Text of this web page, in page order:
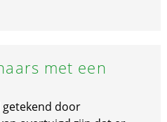
met een
door